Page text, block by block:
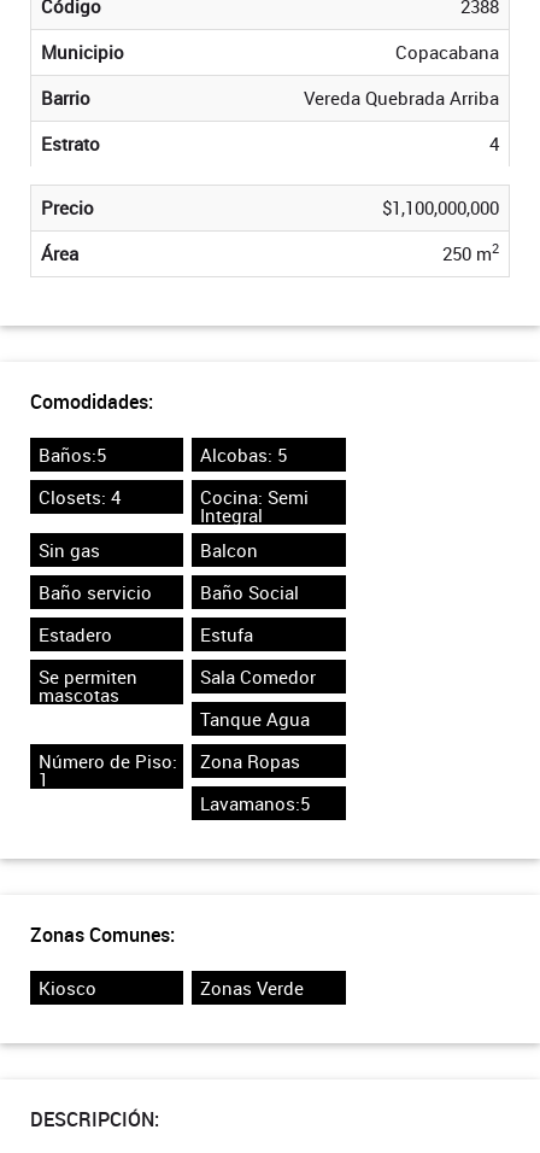
Código
2388
Municipio
Copacabana
Barrio
Vereda Quebrada Arriba
Estrato
4
Precio
$1,100,000,000
Área
250 m2
Comodidades:
Baños:5
Alcobas: 5
Closets: 4
Cocina: Semi
Integral
Sin gas
Balcon
Baño servicio
Baño Social
Estadero
Estufa
Se permiten
mascotas
Sala Comedor
Tanque Agua
Número de Piso:
1
Zona Ropas
Lavamanos:5
Zonas Comunes:
Kiosco Zonas Verde
DESCRIPCIÓN: